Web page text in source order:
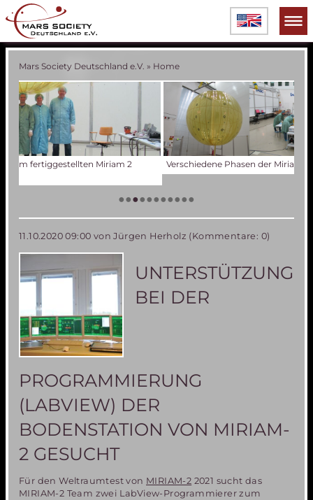
Mars Society Deutschland e.V. » Home
Verschiedene Phasen der Miriam 2 Ballonentwicklung
•••••••••••
11.10.2020 09:00 von Jürgen Herholz (Kommentare: 0)
UNTERSTÜTZUNG
BEI DER
PROGRAMMIERUNG
(LABVIEW) DER
BODENSTATION VON MIRIAM-
2 GESUCHT
Für den Weltraumtest von MIRIAM-2 2021 sucht das
MIRIAM-2 Team zwei LabView-Programmierer zum